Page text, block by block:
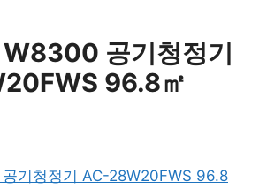
공기청정기
96.8㎡